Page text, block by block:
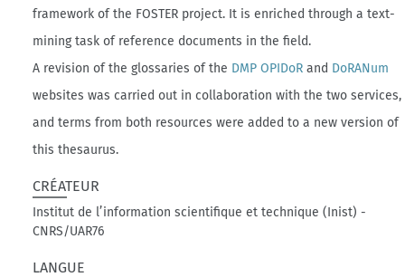
framework of the FOSTER project. It is enriched through a text-
mining task of reference documents in the field.
A revision of the glossaries of the DMP OPIDoR and DoRANum
websites was carried out in collaboration with the two services,
and terms from both resources were added to a new version of
this thesaurus.
CRÉATEUR
Institut de l’information scientifique et technique (Inist) -
CNRS/UAR76
LANGUE